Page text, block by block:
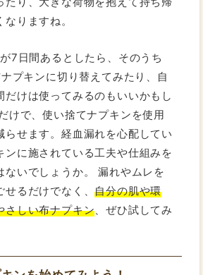
りますね。
7日間あるとしたら、そのうち
プキンに切り替えてみたり、自
だけは使ってみるのもいいかもし
けで、使い捨てナプキンを使用
らせます。経血漏れを心配してい
ンに施されている工夫や仕組みを
ないでしょうか。 漏れやムレを
せるだけでなく、自分の肌や環
さしい布ナプキン、ぜひ試してみ